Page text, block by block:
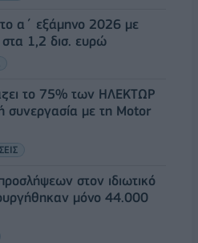
α΄ εξάμηνο 2026 με
1,2 δισ. ευρώ
το 75% των ΗΛΕΚΤΩΡ
συνεργασία με τη Motor
στον ιδιωτικό
μόνο 44.000